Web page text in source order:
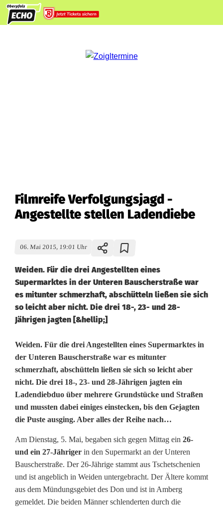
Filmreife Verfolgungsjagd -
Angestellte stellen Ladendiebe
06. Mai 2015, 19:01 Uhr
Weiden. Für die drei Angestellten eines
Supermarktes in der Unteren Bauscherstraße war
es mitunter schmerzhaft, abschütteln ließen sie sich
so leicht aber nicht. Die drei 18-, 23- und 28-
Jährigen jagten [&hellip;]
F
i
l
m
r
e
i
f
e
Weiden. Für die drei Angestellten eines Supermarktes in
der Unteren Bauscherstraße war es mitunter
schmerzhaft, abschütteln ließen sie sich so leicht aber
nicht. Die drei 18-, 23- und 28-Jährigen jagten ein
Ladendiebduo über mehrere Grundstücke und Straßen
und mussten dabei einiges einstecken, bis den Gejagten
die Puste ausging. Aber alles der Reihe nach…
Am Dienstag, 5. Mai, begaben sich gegen Mittag ein 26-
und ein 27-Jähriger in den Supermarkt an der Unteren
Bauscherstraße. Der 26-Jährige stammt aus Tschetschenien
und ist angeblich in Weiden untergebracht. Der Ältere kommt
aus dem Mündungsgebiet des Don und ist in Amberg
gemeldet. Die beiden Männer schlenderten durch die